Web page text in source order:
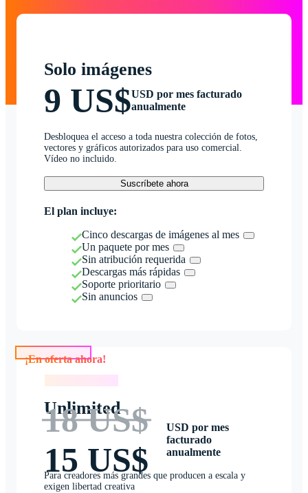
Solo imágenes
9 US$USD por mes facturado
anualmente
Desbloquea el acceso a toda nuestra colección de fotos,
vectores y gráficos autorizados para uso comercial.
Vídeo no incluido.
Suscríbete ahora
El plan incluye:
Cinco descargas de imágenes al mes
Un paquete por mes
Sin atribución requerida
Descargas más rápidas
Soporte prioritario
Sin anuncios
Unlimited
18 US$
15 US$
USD por mes
facturado
anualmente
Para creadores más grandes que producen a escala y
exigen libertad creativa